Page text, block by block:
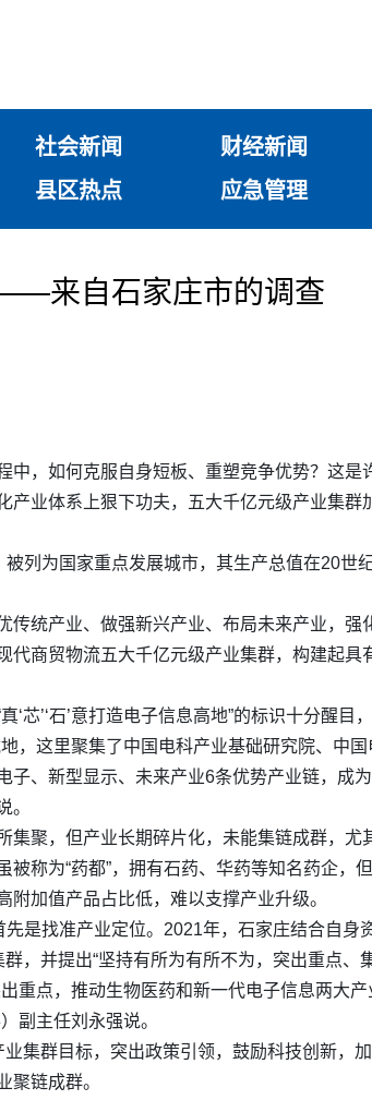
社会新闻 财经新闻
县区热点 应急管理
来自石家庄市的调查
中，如何克服自身短板、重塑竞争优势？这
产业体系上狠下功夫，五大千亿元级产业集
列为国家重点发展城市，其生产总值在20世
传统产业、做强新兴产业、布局未来产业，
商贸物流五大千亿元级产业集群，构建起具
芯’‘石’意打造电子信息高地”的标识十分醒目
，这里聚集了中国电科产业基础研究院、中
子、新型显示、未来产业6条优势产业链，成
。
集聚，但产业长期碎片化，未能集链成群，
被称为“药都”，拥有石药、华药等知名药企
加值产品占比低，难以支撑产业升级。
是找准产业定位。2021年，石家庄结合自
，并提出“坚持有所为有所不为，突出重点、
重点，推动生物医药和新一代电子信息两大
副主任刘永强说。
集群目标，突出政策引领，鼓励科技创新，
聚链成群。